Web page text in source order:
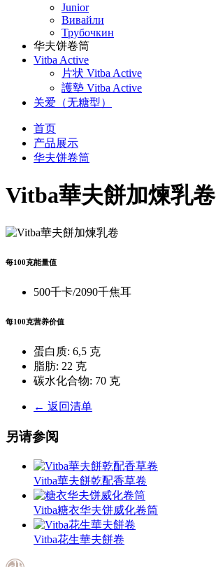
Junior
Вивайли
Трубочкин
华夫饼卷筒
Vitba Active
片状 Vitba Active
護墊 Vitba Active
关爱（无糖型）
首页
产品展示
华夫饼卷筒
Vitba華夫餅加煉乳卷
每100克能量值
500千卡/2090千焦耳
每100克营养价值
蛋白质: 6,5 克
脂肪: 22 克
碳水化合物: 70 克
← 返回清单
另请参阅
Vitba華夫餅乾配香草卷
Vitba糖衣华夫饼威化卷筒
Vitba花生華夫餅卷